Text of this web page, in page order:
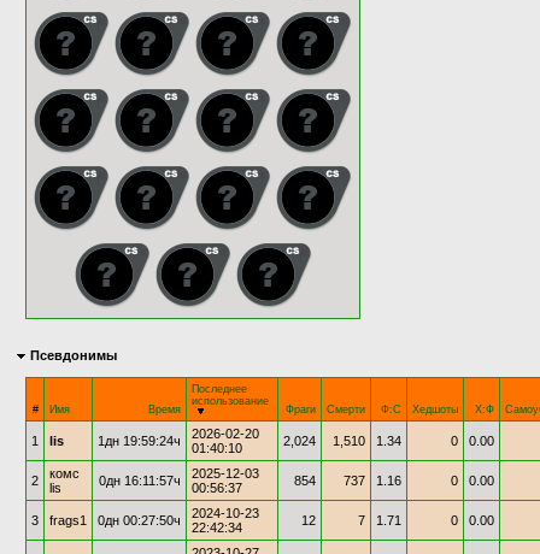
Псевдонимы
# Имя Время
Последнее
использование
Фраги Смерти Ф:С Хедшоты Х:Ф
1 lis 1дн 19:59:24ч
2026-02-20
01:40:10
2,024 1,510 1.34 0 0.00
2
комс
lis
0дн 16:11:57ч
2025-12-03
00:56:37
854 737 1.16 0 0.00
3 frags1 0дн 00:27:50ч
2024-10-23
22:42:34
12 7 1.71 0 0.00